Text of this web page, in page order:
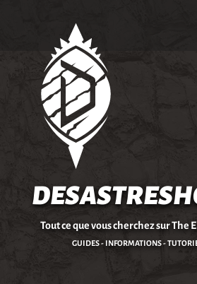
Tout ce que vous cherchez sur The
GUIDES - INFORMATIONS -